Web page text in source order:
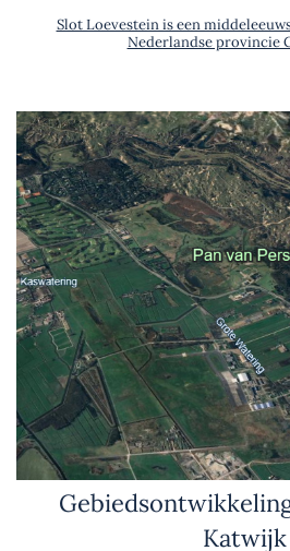
Slot Loevestein is een
Nederlandse provincie
Katwijk